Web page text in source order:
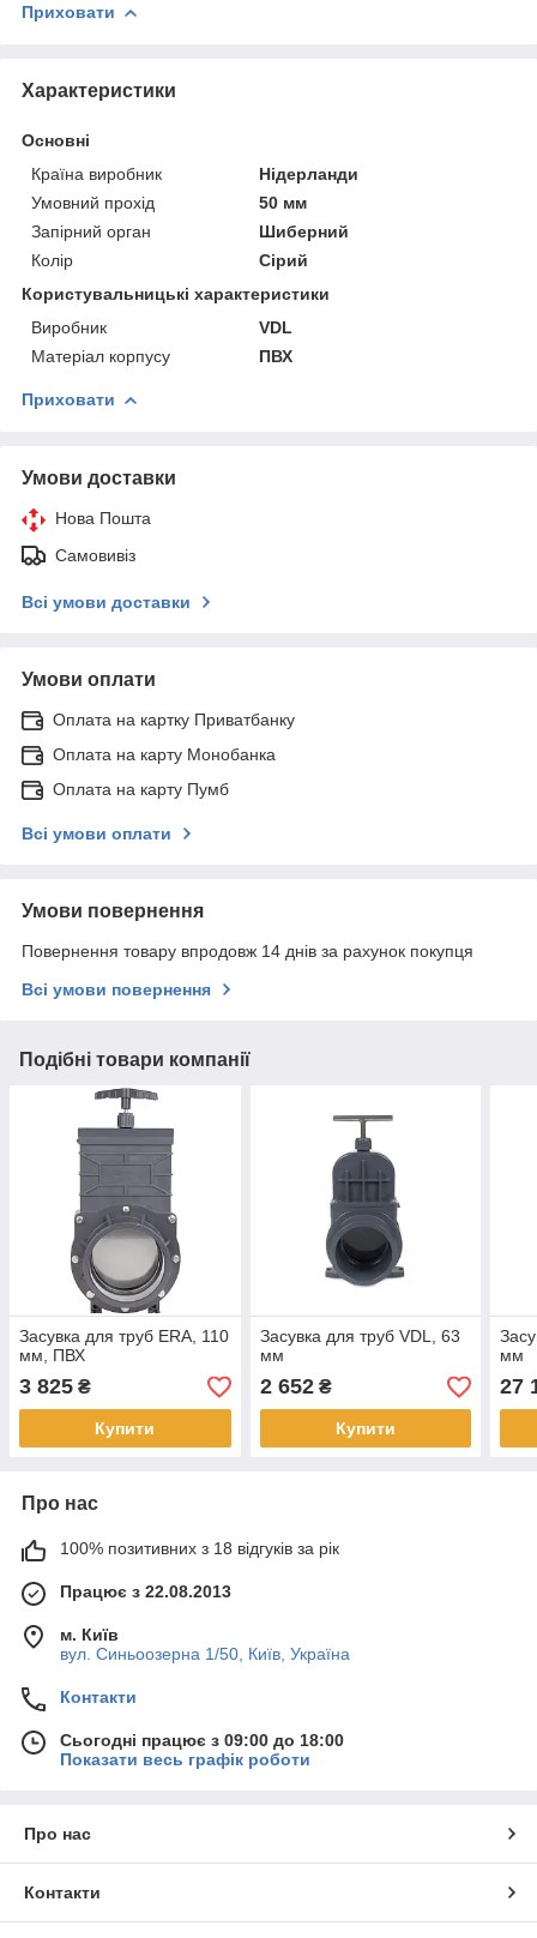
Приховати
Характеристики
Основні
Країна виробник
Нідерланди
Умовний прохід
50 мм
Запірний орган
Шиберний
Колір
Сірий
Користувальницькі характеристики
Виробник
VDL
Матеріал корпусу
ПВХ
Приховати
Умови доставки
Нова Пошта
Самовивіз
Всі умови доставки
Умови оплати
Оплата на картку Приватбанку
Оплата на карту Монобанка
Оплата на карту Пумб
Всі умови оплати
Умови повернення
Повернення товару впродовж 14 днів за рахунок покупця
Всі умови повернення
Подібні товари компанії
Засувка для труб ERA, 110
мм, ПВХ
3 825 ₴
Купити
Засувка для труб VDL, 63
мм
2 652₴
Купити
мм
27
Про нас
100% позитивних з 18 відгуків за рік
Працює з 22.08.2013
м. Київ
вул. Синьоозерна 1/50, Київ, Україна
Контакти
Сьогодні працює з 09:00 до 18:00
Показати весь графік роботи
Про нас
Контакти